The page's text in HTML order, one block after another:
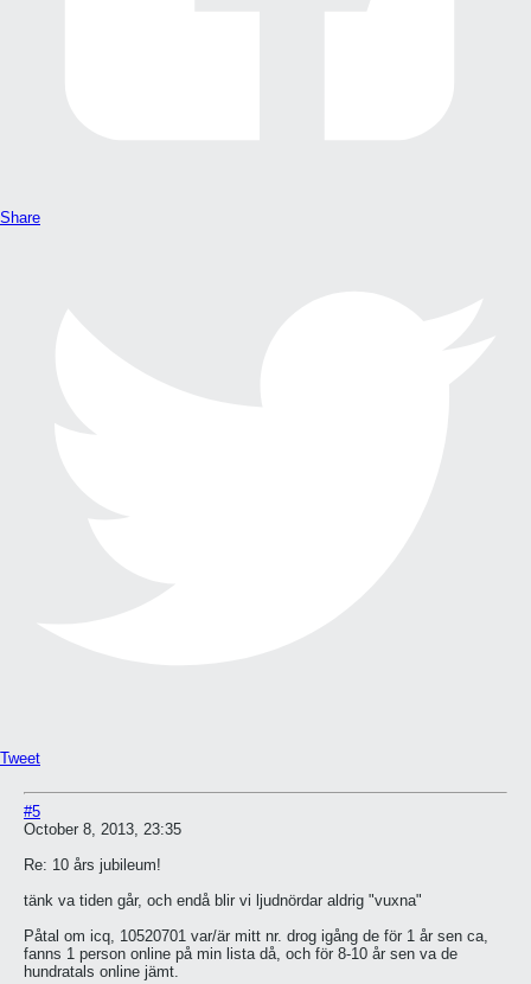
Share
Tweet
#5
October 8, 2013, 23:35
Re: 10 års jubileum!
tänk va tiden går, och endå blir vi ljudnördar aldrig "vuxna"
Påtal om icq, 10520701 var/är mitt nr. drog igång de för 1 år sen ca,
fanns 1 person online på min lista då, och för 8-10 år sen va de
hundratals online jämt.